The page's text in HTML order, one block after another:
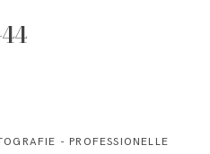
- PROFESSIONELLE